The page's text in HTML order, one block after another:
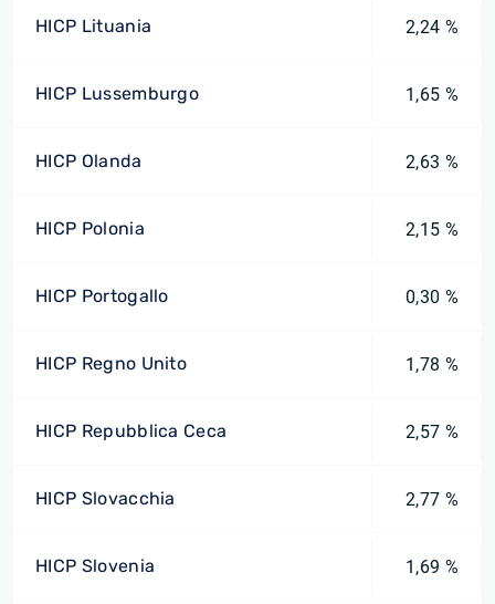
HICP Lituania 2,24 %
HICP Lussemburgo 1,65 %
HICP Olanda 2,63 %
HICP Polonia 2,15 %
HICP Portogallo 0,30 %
HICP Regno Unito 1,78 %
HICP Repubblica Ceca 2,57 %
HICP Slovacchia 2,77 %
HICP Slovenia 1,69 %